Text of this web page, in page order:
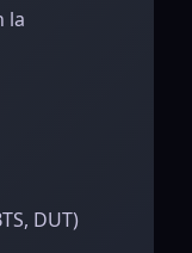
la
DUT)